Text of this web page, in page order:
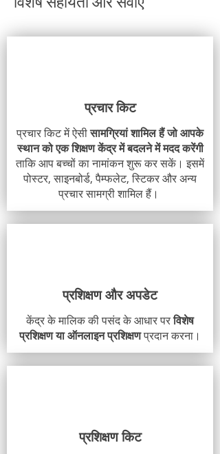
प्रचार किट
प्रचार किट में ऐसीसामग्रियां शामिल हैं जो आपके
स्थान को एक शिक्षण केंद्र में बदलने में मदद करेंगी
ताकि आप बच्चों का नामांकन शुरू कर सकें। इसमें
पोस्टर, साइनबोर्ड, पैम्फलेट, स्टिकर और अन्य
प्रचार सामग्री शामिल हैं।
प्रशिक्षण और अपडेट
केंद्र के मालिक की पसंद के आधार परविशेष
प्रशिक्षण या ऑनलाइन प्रशिक्षणप्रदान करना।
प्रशिक्षण किट